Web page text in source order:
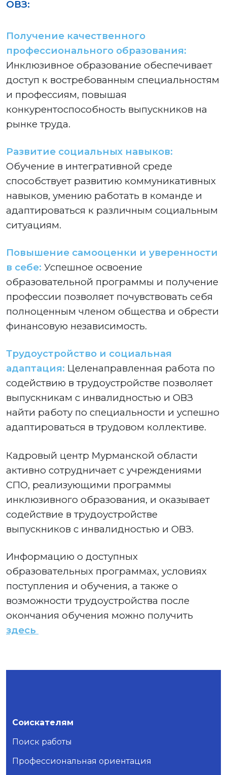
ОВЗ:
Получение качественного
профессионального образования:
Инклюзивное образование обеспечивает
доступ к востребованным специальностям
и профессиям, повышая
конкурентоспособность выпускников на
рынке труда.
Развитие социальных навыков:
Обучение в интегративной среде
способствует развитию коммуникативных
навыков, умению работать в команде и
адаптироваться к различным социальным
ситуациям.
Повышение самооценки и уверенности
в себе: Успешное освоение
образовательной программы и получение
профессии позволяет почувствовать себя
полноценным членом общества и обрести
финансовую независимость.
Трудоустройство и социальная
адаптация: Целенаправленная работа по
содействию в трудоустройстве позволяет
выпускникам с инвалидностью и ОВЗ
найти работу по специальности и успешно
адаптироваться в трудовом коллективе.
Кадровый центр Мурманской области
активно сотрудничает с учреждениями
СПО, реализующими программы
инклюзивного образования, и оказывает
содействие в трудоустройстве
выпускников с инвалидностью и ОВЗ.
Информацию о доступных
образовательных программах, условиях
поступления и обучения, а также о
возможности трудоустройства после
окончания обучения можно получить
здесь
Соискателям
Поиск работы
Профессиональная ориентация